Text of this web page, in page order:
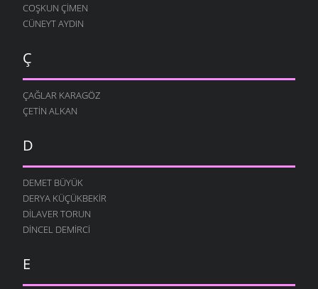
COŞKUN ÇIMEN
CÜNEYT AYDIN
Ç
ÇAĞLAR KARAGÖZ
ÇETIN ALKAN
D
DEMET BÜYÜK
DERYA KÜÇÜKBEKIR
DILAVER TORUN
DINCEL DEMIRCI
E